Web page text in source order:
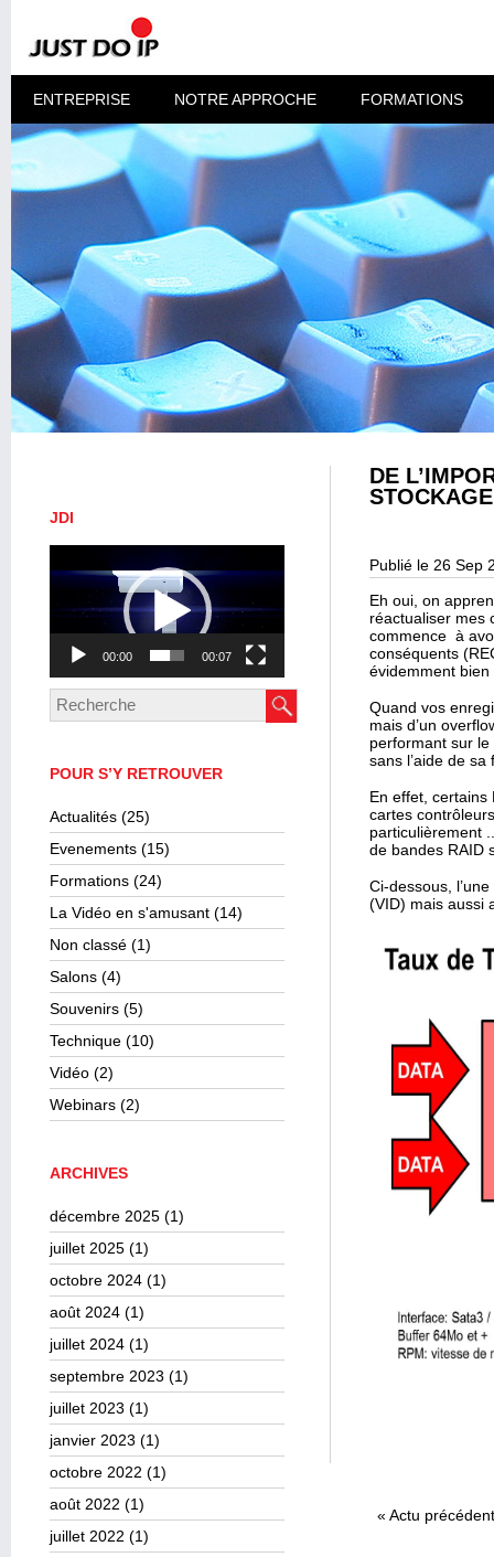
ENTREPRISE NOTRE APPROCHE FORMATIONS
JDI
vidéo
00:00 00:07
POUR S’Y RETROUVER
Actualités (25)
Evenements (15)
Formations (24)
La Vidéo en s'amusant (14)
Non classé (1)
Salons (4)
Souvenirs (5)
Technique (10)
Vidéo (2)
Webinars (2)
ARCHIVES
décembre 2025 (1)
juillet 2025 (1)
octobre 2024 (1)
août 2024 (1)
juillet 2024 (1)
septembre 2023 (1)
juillet 2023 (1)
janvier 2023 (1)
octobre 2022 (1)
août 2022 (1)
juillet 2022 (1)
DE
Publié le 26 Sep
Eh oui, on
réactualiser mes
commence à
conséquents
évidemment bien
Quand vos
mais d’un
performant sur
sans l’aide de sa
En effet, certains
cartes
particulièrement
de bandes RAID
Ci-dessous,
(VID) mais aussi
« Actu